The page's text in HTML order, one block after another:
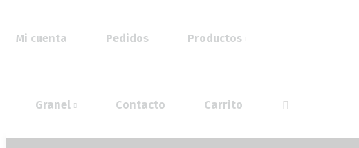
Mi cuenta Pedidos Productos
Granel Contacto Carrito